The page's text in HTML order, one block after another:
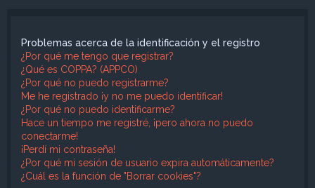
Problemas acerca de la identificación y el registro
¿Por qué me tengo que registrar?
¿Qué es COPPA? (APPCO)
¿Por qué no puedo registrarme?
Me he registrado ¡y no me puedo identificar!
¿Por qué no puedo identificarme?
Hace un tiempo me registré, ¡pero ahora no puedo
conectarme!
¡Perdí mi contraseña!
¿Por qué mi sesión de usuario expira automáticamente?
¿Cuál es la función de "Borrar cookies"?